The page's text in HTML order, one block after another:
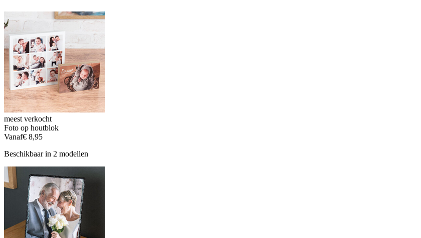
meest verkocht
Foto op houtblok
Vanaf€ 8,95
Beschikbaar in 2 modellen